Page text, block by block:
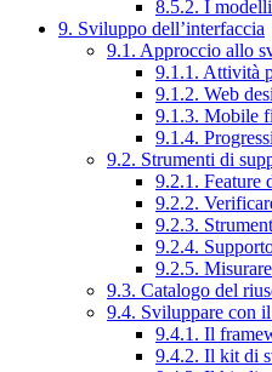
8.5.2. I
9. Sviluppo dell’interfaccia
9.1. Approccio allo
9.1.1. Attività
9.1.2. Web
9.1.3. Mobile
9.1.4.
9.2. Strumenti di
9.2.1. Feature
9.2.2.
9.2.3.
9.2.4.
9.2.5.
9.3. Catalogo del
9.4. Sviluppare con
9.4.1. Il
9.4.2. Il kit di